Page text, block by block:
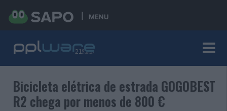
MENU
Bicicleta elétrica de estrada GOGOBEST
R2 chega por menos de 800 €